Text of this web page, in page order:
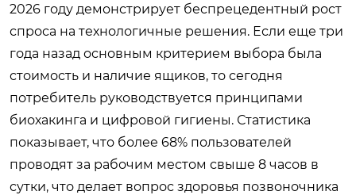
2026 году демонстрирует беспрецедентный рост
спроса на технологичные решения. Если еще три
года назад основным критерием выбора была
стоимость и наличие ящиков, то сегодня
потребитель руководствуется принципами
биохакинга и цифровой гигиены. Статистика
показывает, что более 68% пользователей
проводят за рабочим местом свыше 8 часов в
сутки, что делает вопрос здоровья позвоночника